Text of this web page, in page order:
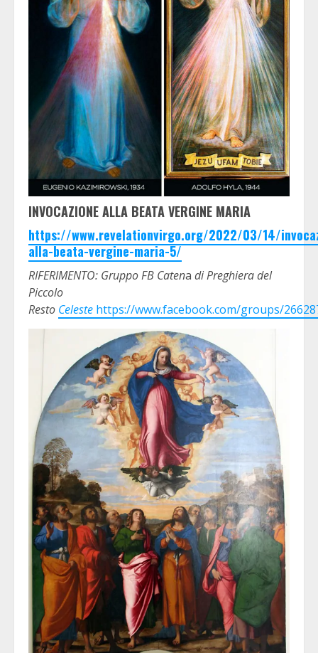
INVOCAZIONE ALLA BEATA VERGINE MARIA
https://www.revelationvirgo.org/2022/03/14/
alla-beata-vergine-maria-5/
RIFERIMENTO: Gruppo FB Catena di Preghiera del
Piccolo
Resto Celeste https://www.facebook.com/groups/